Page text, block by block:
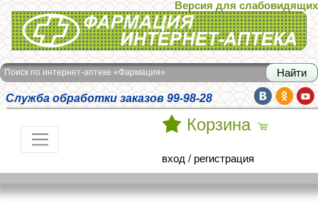
Интернет-аптека Фармация
Версия для слабовидящих
Поиск по интернет-аптеке «Фармация»
Служба обработки заказов 99-98-28
Корзина
вход / регистрация